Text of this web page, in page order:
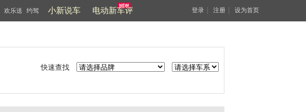
欢乐送 约驾 小新说车 电动新车评 登录 注册 设为首页
快速查找